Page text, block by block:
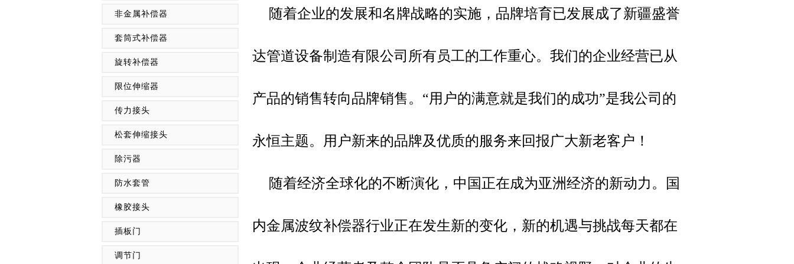
非金属补偿器
套筒式补偿器
旋转补偿器
限位伸缩器
传力接头
松套伸缩接头
除污器
防水套管
橡胶接头
插板门
调节门
随着企业的发展和名牌战略的实施，品牌培育已发展成了新疆盛誉
达管道设备制造有限公司所有员工的工作重心。我们的企业经营已从
产品的销售转向品牌销售。“用户的满意就是我们的成功”是我公司的
永恒主题。用户新来的品牌及优质的服务来回报广大新老客户！
随着经济全球化的不断演化，中国正在成为亚洲经济的新动力。国
内金属波纹补偿器行业正在发生新的变化，新的机遇与挑战每天都在